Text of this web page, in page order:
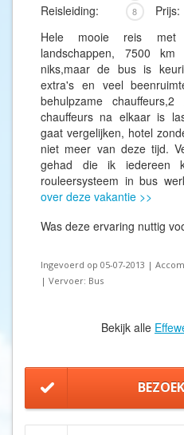
Reisleiding: 8 Prijs:
Hele mooie reis met
landschappen, 7500
niks,maar de bus is
extra's en veel
behulpzame chauffeurs,2
chauffeurs na elkaar is
gaat vergelijken, hotel
niet meer van deze tijd.
gehad die ik iedereen
rouleersysteem in bus
over deze vakantie >>
Was deze ervaring nuttig
Ingevoerd op 05-07-2013 |
| Vervoer: Bus
Bekijk alle